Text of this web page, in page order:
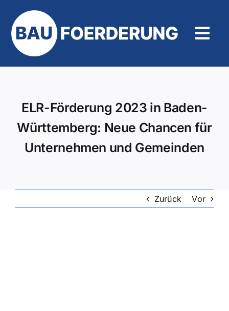
Inhalt
springen
ELR-Förderung 2023 in Baden-
Württemberg: Neue Chancen für
Unternehmen und Gemeinden
Zurück Vor